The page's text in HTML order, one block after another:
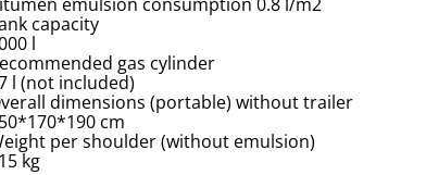
capacity
l
gas cylinder
l (not included)
dimensions (portable) without trailer
cm
per shoulder (without emulsion)
kg